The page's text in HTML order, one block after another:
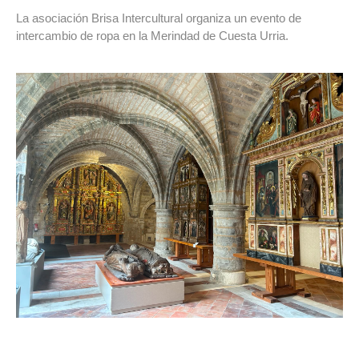
La asociación Brisa Intercultural organiza un evento de
intercambio de ropa en la Merindad de Cuesta Urria.